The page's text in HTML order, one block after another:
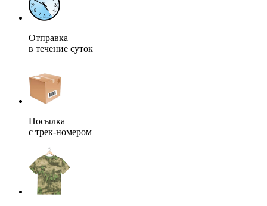
Отправка
в течение суток
Посылка
с трек-номером